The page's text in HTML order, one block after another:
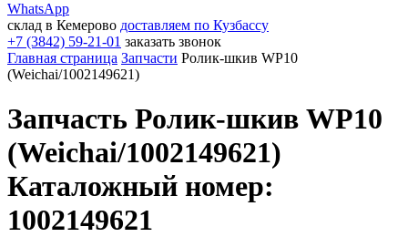
WhatsApp
склад в Кемерово доставляем по Кузбассу
+7 (3842) 59-21-01 заказать звонок
Главная страница Запчасти Ролик-шкив WP10
(Weichai/1002149621)
Запчасть Ролик-шкив WP10
(Weichai/1002149621)
Каталожный номер:
1002149621